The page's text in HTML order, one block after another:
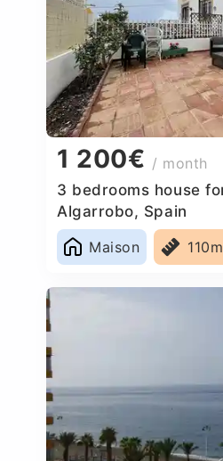
1 200€ / month
3 bedrooms house
Algarrobo, Spain
Maison